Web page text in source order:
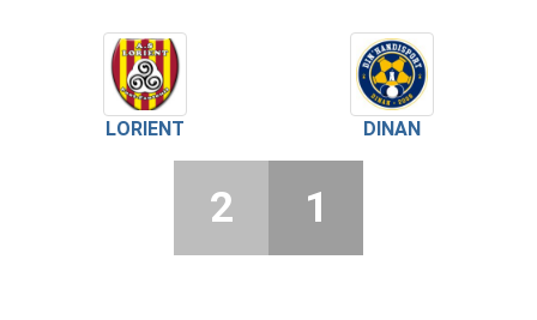
LORIENT DINAN
2 1